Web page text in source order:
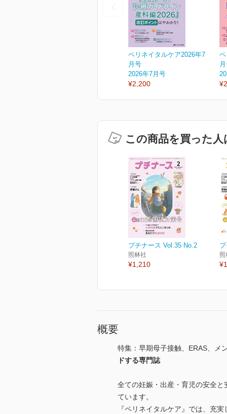
ペリネイタルケア2026年7
月号
2026年7月号
¥2,200
この商品を買った
プチナース Vol.35 No.2
照林社
¥1,210
照
概要
特集：早期母子接触、ERAS、メ
ドする専門誌
全ての妊娠・出産・育児の安全
ています。
『ペリネイタルケア』では、充